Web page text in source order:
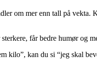
om mer enn tall på vekta.
får bedre humør og
kilo”, kan du si “jeg skal